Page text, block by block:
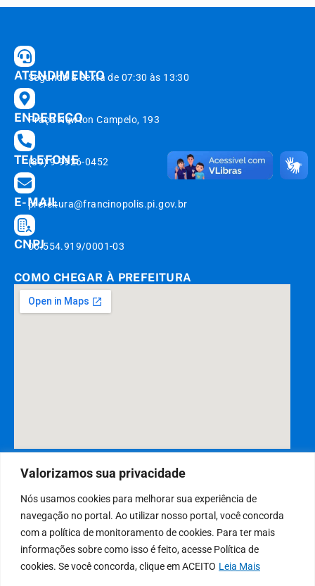
Valorizamos sua privacidade
Nós usamos cookies para melhorar sua experiência de
navegação no portal. Ao utilizar nosso portal, você concorda
com a política de monitoramento de cookies. Para ter mais
informações sobre como isso é feito, acesse Política de
cookies. Se você concorda, clique em ACEITO Leia Mais
ATENDIMENTO
Segunda à Sexta de 07:30 às 13:30
ENDEREÇO
Praça Newton Campelo, 193
TELEFONE
(89) 9 9926-0452
E-MAIL
prefeitura@francinopolis.pi.gov.br
CNPJ06.554.919/0001-03
COMO CHEGAR À PREFEITURA
DESENVOLVIDO POR CR2
Muito mais que criar siteou sistema para prefeituras
! Realizamos
assessoria
as exigências dasleis de transparência públicaserão atendidas.